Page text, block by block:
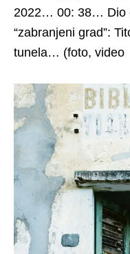
2022… 00: 38… Dio
“zabranjeni grad”:
tunela… (foto, video